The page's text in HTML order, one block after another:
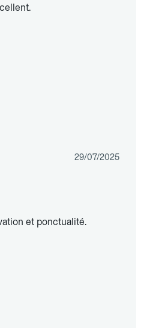
29/07/2025
et ponctualité.